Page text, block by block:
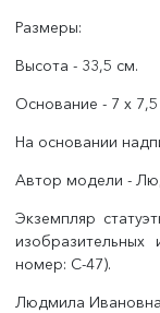
Размеры:
Высота - 33,5 см.
Основание - 7 x
На основании
Автор модели -
Экземпляр
номер: С-47).
Людмила Ивановна